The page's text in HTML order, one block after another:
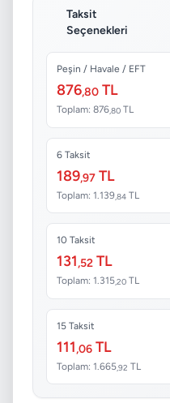
Taksit
Seçenekleri
Peşin / Havale / EFT
876,80 TL
Toplam: 876,80 TL
6 Taksit
189,97 TL
Toplam: 1.139,84 TL
10 Taksit
131,52 TL
Toplam: 1.315,20 TL
15 Taksit
111,06 TL
Toplam: 1.665,92 TL